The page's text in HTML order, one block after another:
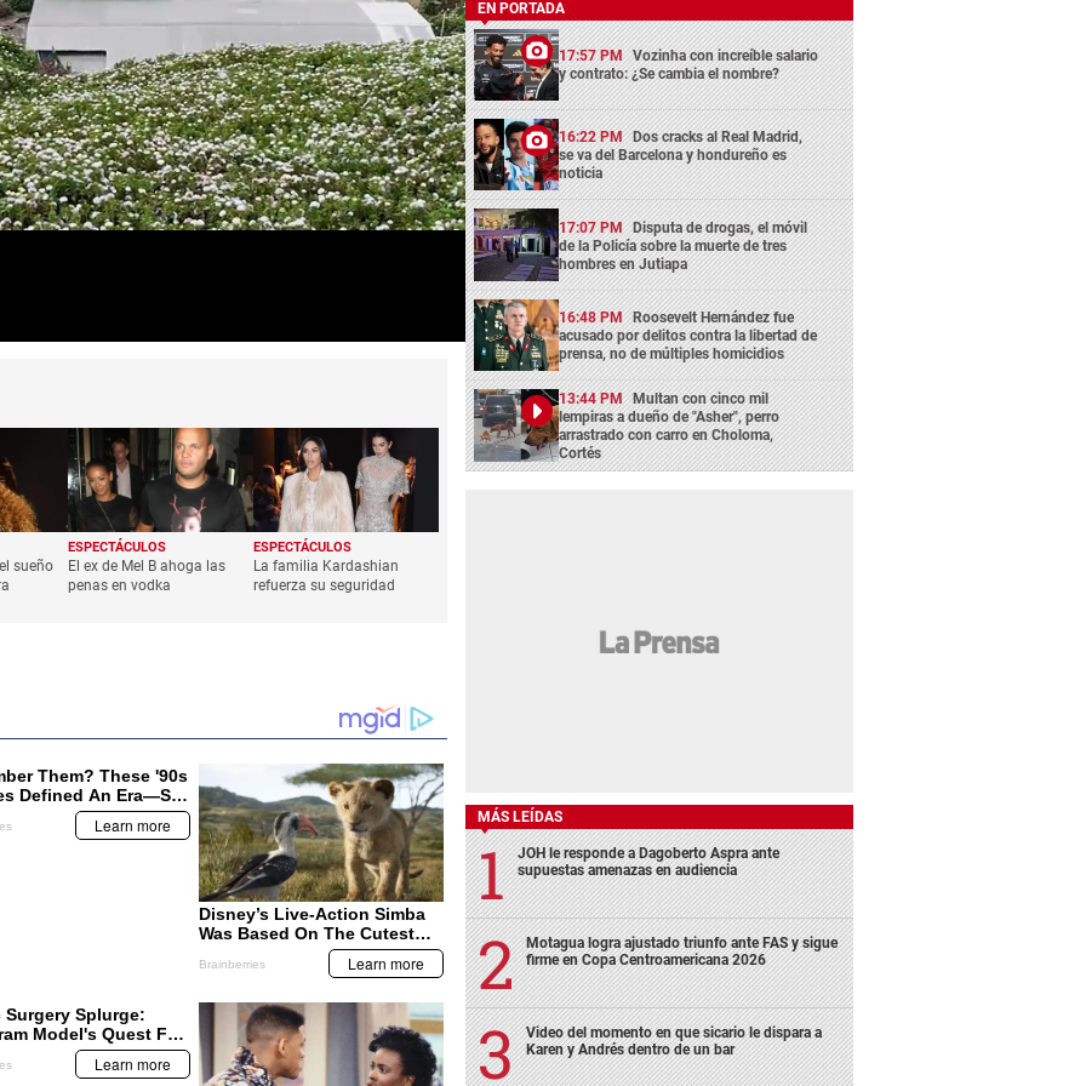
sueño
ESPECTÁCULOS
El ex de Mel B ahoga las
penas en vodka
ESPECTÁCULOS
La familia Kardashian
refuerza su seguridad
EN PORTADA
17:57 PM Vozinha con increíble salario
y contrato: ¿Se cambia el nombre?
16:22 PM Dos cracks al Real Madrid,
se va del Barcelona y hondureño es
noticia
17:07 PM Disputa de drogas, el móvil
de la Policía sobre la muerte de tres
hombres en Jutiapa
16:48 PM Roosevelt Hernández fue
acusado por delitos contra la libertad de
prensa, no de múltiples homicidios
13:44 PM Multan con cinco mil
lempiras a dueño de "Asher", perro
arrastrado con carro en Choloma,
Cortés
MÁS LEÍDAS
JOH le responde a Dagoberto Aspra ante
supuestas amenazas en audiencia
Motagua logra ajustado triunfo ante FAS y sigue
firme en Copa Centroamericana 2026
Video del momento en que sicario le dispara a
Karen y Andrés dentro de un bar